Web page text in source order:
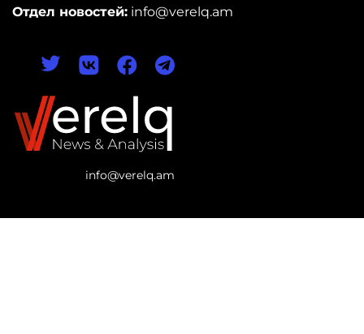
info@verelq.am
Отдел новостей: info@verelq.am